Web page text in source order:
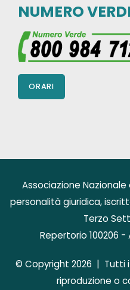
NUMERO
ORARI
Associazione
personalità giuridica,
Terzo
Repertorio 100206 -
© Copyright 2026 | Tutti
riproduzione o